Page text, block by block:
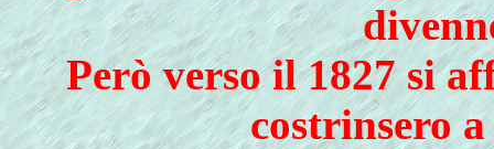
Però verso il 1827 si
costrinsero